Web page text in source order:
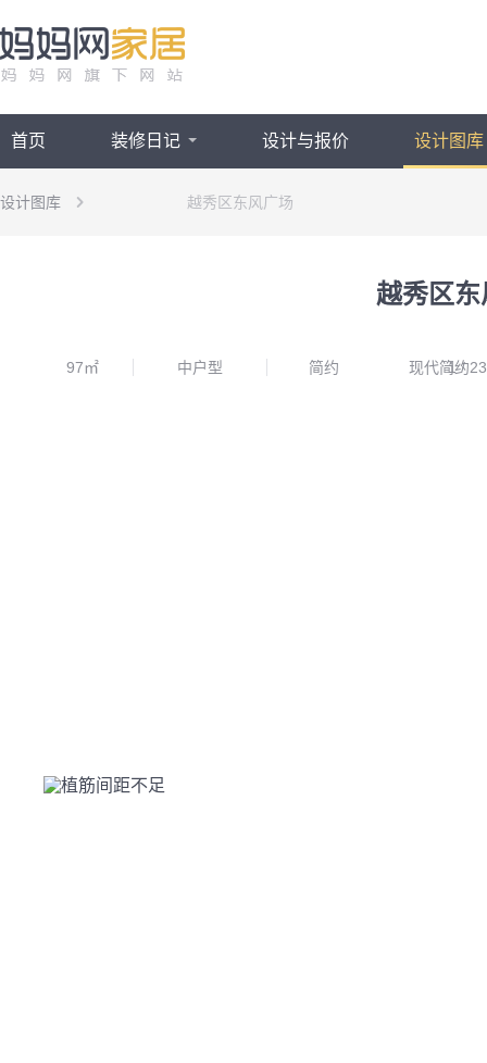
首页 装修日记 设计与报价 设计图库
设计图库 越秀区东风广场
越秀区
97㎡ 中户型 简约 现代简约
1/23